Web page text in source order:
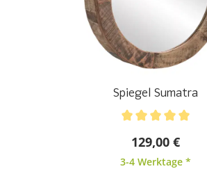
Spiegel Sumatra
129,00 €
3-4 Werktage *